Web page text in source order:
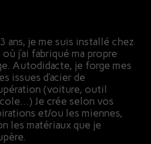
ans, je me suis installé chez
j’ai fabriqué ma propre
Autodidacte, je forge mes
issues d’acier de
(voiture, outil
Je crée selon vos
et/ou les miennes,
les matériaux que je